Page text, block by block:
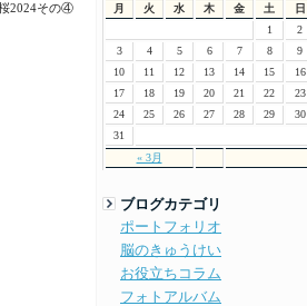
月 火 水 木 金 土 日
« 3月
1
2
3
4 5 6 7 8
9
10
11 12 13 14 15
16
17
18 19 20 21 22
23
24
25 26 27 28 29
30
31
ブログカテゴリ
ポートフォリオ
脳のきゅうけい
お役立ちコラム
フォトアルバム
2024その④